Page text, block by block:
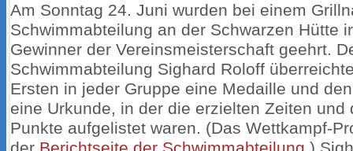
Am Sonntag 24. Juni wurden bei einem
Schwimmabteilung an der Schwarzen Hütte
Gewinner der Vereinsmeisterschaft geehrt.
Schwimmabteilung Sighard Roloff
Ersten in jeder Gruppe eine Medaille und
eine Urkunde, in der die erzielten Zeiten und
Punkte aufgelistet waren. (Das Wettkampf-